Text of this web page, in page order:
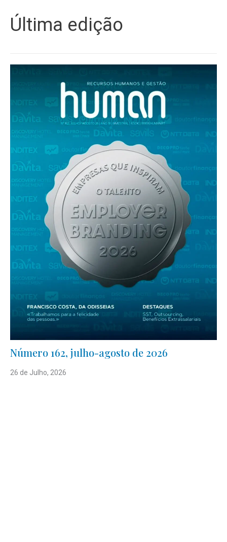
Última edição
Número 162, julho-agosto de 2026
26 de Julho, 2026